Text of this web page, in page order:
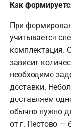
Как
При
учитывается
комплектация.
зависит
необходимо
доставки.
доставляем
обычно нужно
от г. Пестово —